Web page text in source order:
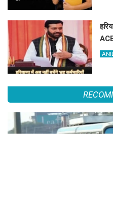
सबसे